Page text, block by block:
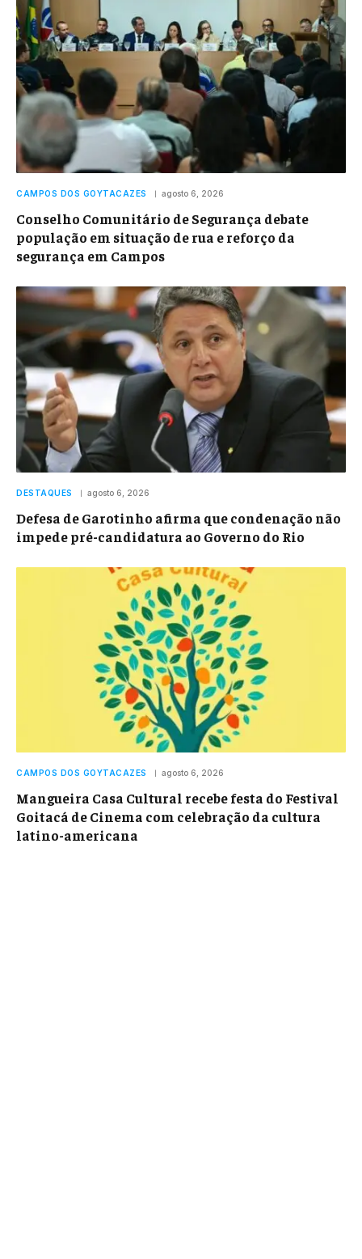
CAMPOS DOS GOYTACAZES agosto 6, 2026
Conselho Comunitário de Segurança debate
população em situação de rua e reforço da
segurança em Campos
DESTAQUES agosto 6, 2026
Defesa de Garotinho afirma que condenação não
impede pré-candidatura ao Governo do Rio
CAMPOS DOS GOYTACAZES agosto 6, 2026
Mangueira Casa Cultural recebe festa do Festival
Goitacá de Cinema com celebração da cultura
latino-americana